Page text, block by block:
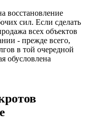
восстановление
сил. Если сделать
всех объектов
- прежде всего,
в той очередной
обусловлена